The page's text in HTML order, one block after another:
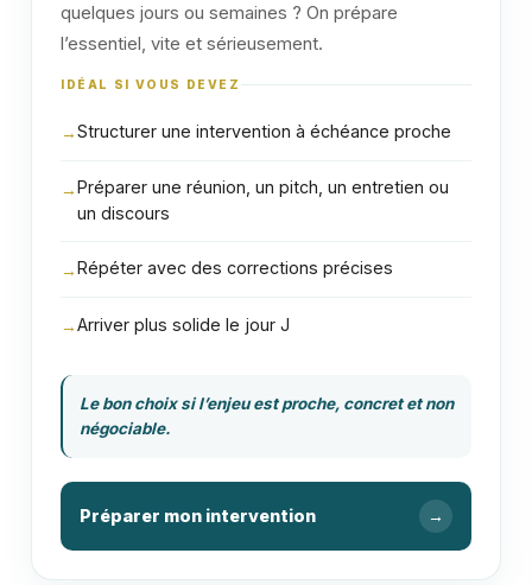
quelques jours ou semaines ? On prépare
l’essentiel, vite et sérieusement.
IDÉAL SI VOUS DEVEZ
→Structurer une intervention à échéance proche
→Préparer une réunion, un pitch, un entretien ou
un discours
→Répéter avec des corrections précises
→Arriver plus solide le jour J
Le bon choix si l’enjeu est proche, concret et non
négociable.
Préparer mon intervention →